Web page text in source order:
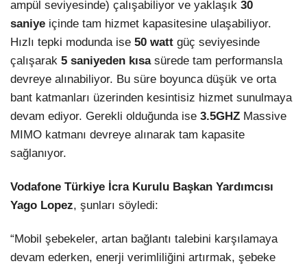
ampül seviyesinde) çalışabiliyor ve yaklaşık 30
saniye içinde tam hizmet kapasitesine ulaşabiliyor.
Hızlı tepki modunda ise 50 watt güç seviyesinde
çalışarak 5 saniyeden kısasürede tam performansla
devreye alınabiliyor. Bu süre boyunca düşük ve orta
bant katmanları üzerinden kesintisiz hizmet sunulmaya
devam ediyor. Gerekli olduğunda ise 3.5GHZ Massive
MIMO katmanı devreye alınarak tam kapasite
sağlanıyor.
Vodafone Türkiye İcra Kurulu Başkan Yardımcısı
Yago Lopez, şunları söyledi:
“Mobil şebekeler, artan bağlantı talebini karşılamaya
devam ederken, enerji verimliliğini artırmak, şebeke